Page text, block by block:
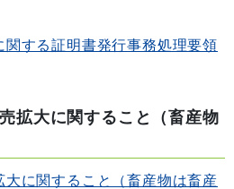
関する証明書発行事務処理要領
拡大に関すること（畜産物
大に関すること（畜産物は畜産